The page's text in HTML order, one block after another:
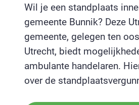
Wil je een standplaats
gemeente Bunnik? Deze
gemeente, gelegen ten
Utrecht, biedt
ambulante handelaren.
over de